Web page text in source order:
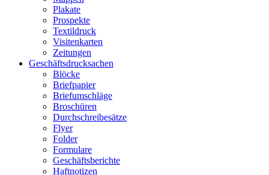
Plakate
Prospekte
Textildruck
Visitenkarten
Zeitungen
Geschäftsdrucksachen
Blöcke
Briefpapier
Briefumschläge
Broschüren
Durchschreibesätze
Flyer
Folder
Formulare
Geschäftsberichte
Haftnotizen